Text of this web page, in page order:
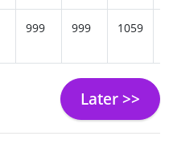
999 999 1059
Later >>